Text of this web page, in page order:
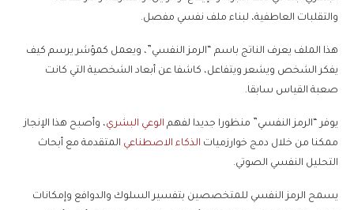
والتقلبات العاطفية، لبناء ملف نفسي مفصل.
هذا الملف يعرف الناتج باسم “الرمز النفسي”، ويعمل كمؤشر يرسم كيف
يفكر الشخص ويشعر ويتفاعل، كاشفا عن أبعاد الشخصية التي كانت
صعبة القياس سابقا.
يوفر “الرمز النفسي” منظورا جديدا لفهم الوعي البشري، وأصبح هذا الإنجاز
ممكنا من خلال دمج خوارزميات الذكاء الاصطناعي المتقدمة مع أبحاث
التحليل النفسي الصوتي.
يسمح الرمز النفسي للمتخصصين بتفسير السلوك والدوافع وإمكانات